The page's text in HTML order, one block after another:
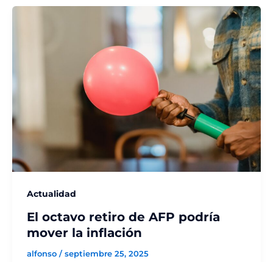
Actualidad
El octavo retiro de AFP podría
mover la inflación
alfonso /septiembre 25, 2025